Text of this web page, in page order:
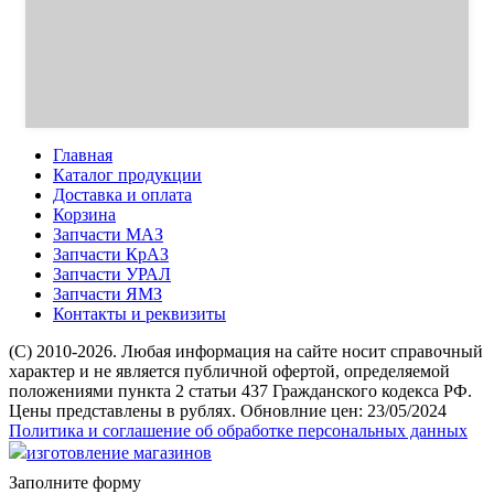
Главная
Каталог продукции
Доставка и оплата
Корзина
Запчасти МАЗ
Запчасти КрАЗ
Запчасти УРАЛ
Запчасти ЯМЗ
Контакты и реквизиты
(C) 2010-2026. Любая информация на сайте носит справочный
характер и не является публичной офертой, определяемой
положениями пункта 2 статьи 437 Гражданского кодекса РФ.
Цены представлены в рублях. Обновлние цен: 23/05/2024
Политика и соглашение об обработке персональных данных
изготовление магазинов
Заполните форму